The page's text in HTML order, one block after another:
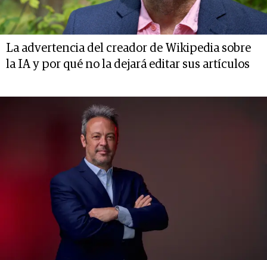
La advertencia del creador de Wikipedia sobre
la IA y por qué no la dejará editar sus artículos